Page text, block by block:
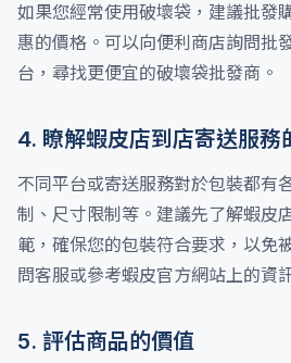
如果您經常使用破壞袋，建議批發
惠的價格。可以向便利商店詢問批
台，尋找更便宜的破壞袋批發商。
4. 瞭解蝦皮店到店寄送服務
不同平台或寄送服務對於包裝都有
制、尺寸限制等。建議先了解蝦皮
範，確保您的包裝符合要求，以免
問客服或參考蝦皮官方網站上的資
5. 評估商品的價值